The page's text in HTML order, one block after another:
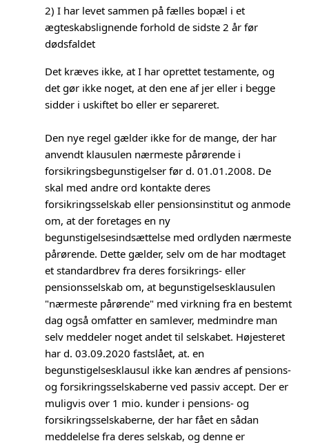
2) I har levet sammen på fælles bopæl i et
ægteskabslignende forhold de sidste 2 år før
dødsfaldet
Det kræves ikke, at I har oprettet testamente, og
det gør ikke noget, at den ene af jer eller i begge
sidder i uskiftet bo eller er separeret.
Den nye regel gælder ikke for de mange, der har
anvendt klausulen nærmeste pårørende i
forsikringsbegunstigelser før d. 01.01.2008. De
skal med andre ord kontakte deres
forsikringsselskab eller pensionsinstitut og anmode
om, at der foretages en ny
begunstigelsesindsættelse med ordlyden nærmeste
pårørende. Dette gælder, selv om de har modtaget
et standardbrev fra deres forsikrings- eller
pensionsselskab om, at begunstigelsesklausulen
"nærmeste pårørende" med virkning fra en bestemt
dag også omfatter en samlever, medmindre man
selv meddeler noget andet til selskabet. Højesteret
har d. 03.09.2020 fastslået, at. en
begunstigelsesklausul ikke kan ændres af pensions-
og forsikringsselskaberne ved passiv accept. Der er
muligvis over 1 mio. kunder i pensions- og
forsikringsselskaberne, der har fået en sådan
meddelelse fra deres selskab, og denne er